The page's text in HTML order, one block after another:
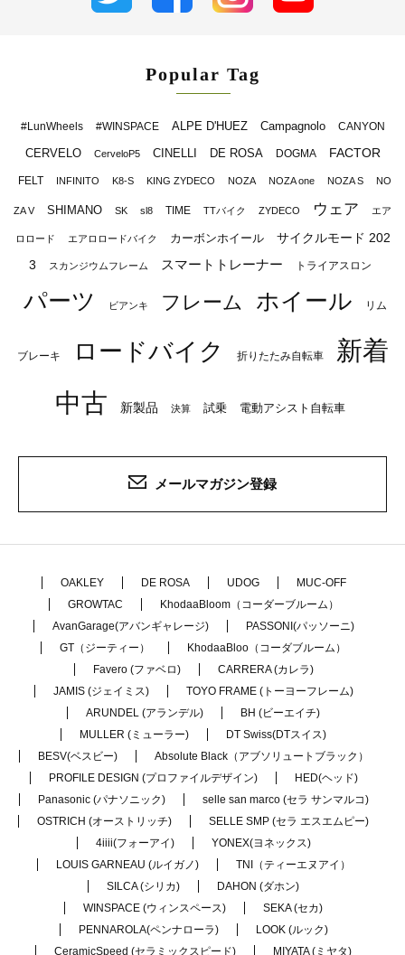
Popular Tag
#LunWheels #WINSPACE ALPE D'HUEZ Campagnolo CANYON
CERVELO CerveloP5 CINELLI DE ROSA DOGMA FACTOR
FELT INFINITO K8-S KING ZYDECO NOZA NOZA one NOZA S NO
ZA V SHIMANO SK sl8 TIME TTバイク ZYDECO ウェア エア
ロロード エアロロードバイク カーボンホイール
サイクルモード 202
3
スカンジウムフレーム スマートトレーナー トライアスロン
パーツ ビアンキ フレーム ホイール リム
ブレーキ ロードバイク 折りたたみ自転車
新着
中古
新製品 決算 試乗 電動アシスト自転車
メールマガジン登録
OAKLEY DE ROSA UDOG
MUC-OFF
GROWTAC
KhodaaBloom（コーダーブルーム）
AvanGarage(アバンギャレージ)
PASSONI(パッソーニ)
GT（ジーティー）
KhodaaBloo（コーダブルーム）
Favero (ファベロ)
CARRERA (カレラ)
JAMIS (ジェイミス)
TOYO FRAME (トーヨーフレーム)
ARUNDEL (アランデル)
BH (ビーエイチ)
MULLER (ミューラー)
DT Swiss(DTスイス)
BESV(ベスビー)
Absolute Black（アブソリュートブラック）
PROFILE DESIGN (プロファイルデザイン)
HED(ヘッド)
Panasonic (パナソニック)
selle san marco (セラ サンマルコ)
OSTRICH (オーストリッチ)
SELLE SMP (セラ エスエムピー)
4iiii(フォーアイ)
YONEX(ヨネックス)
LOUIS GARNEAU (ルイガノ)
TNI（ティーエヌアイ）
SILCA (シリカ)
DAHON (ダホン)
WINSPACE (ウィンスペース)
SEKA (セカ)
PENNAROLA(ペンナローラ)
LOOK (ルック)
CeramicSpeed (セラミックスピード)
MIYATA (ミヤタ)